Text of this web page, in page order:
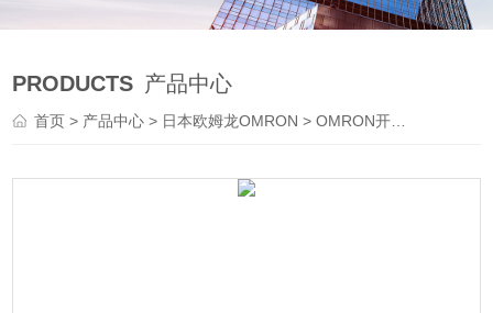
PRODUCTS 产品中心
首页> 产品中心 > 日本欧姆龙OMRON >OMRON开关